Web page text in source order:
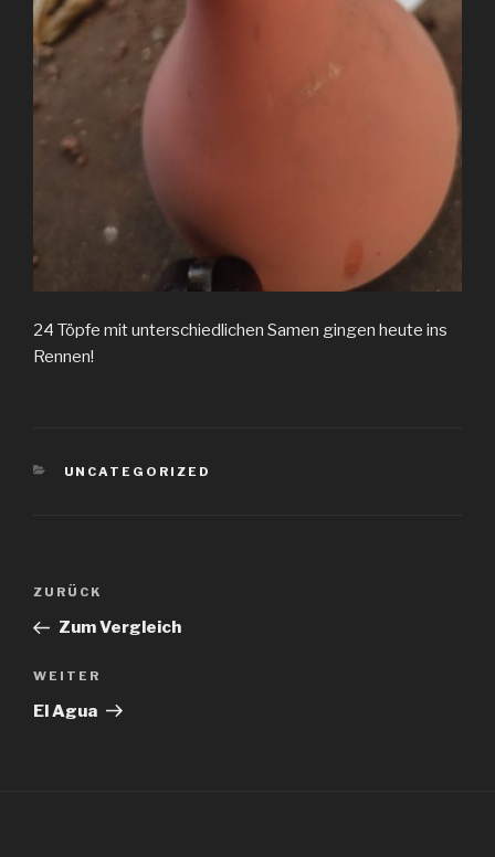
24 Töpfe mit unterschiedlichen Samen gingen heute ins
Rennen!
KATEGORIEN
UNCATEGORIZED
Beitragsnavigation
Vorheriger
Beitrag
ZURÜCK
Zum Vergleich
Nächster
Beitrag
WEITER
El Agua